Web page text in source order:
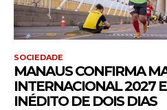
SOCIEDADE
MANAUS CONFIRMA
INTERNACIONAL 2027
INÉDITO DE DOIS DIAS